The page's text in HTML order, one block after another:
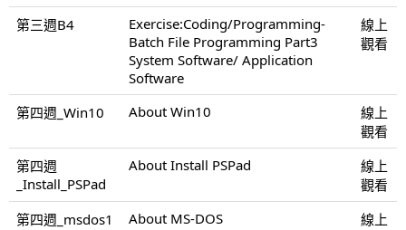
第三週B4
Exercise:Coding/Programming-
Batch File Programming Part3
System Software/ Application
Software
線上
觀看
第四週_Win10 About Win10
線上
觀看
第四週
_Install_PSPad
About Install PSPad
線上
觀看
第四週_msdos1
About MS-DOS
線上